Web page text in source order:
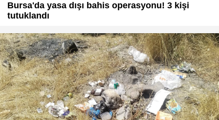
Bursa'da yasa dışı bahis operasyonu! 3 kişi
tutuklandı